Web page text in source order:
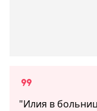
"Илия в